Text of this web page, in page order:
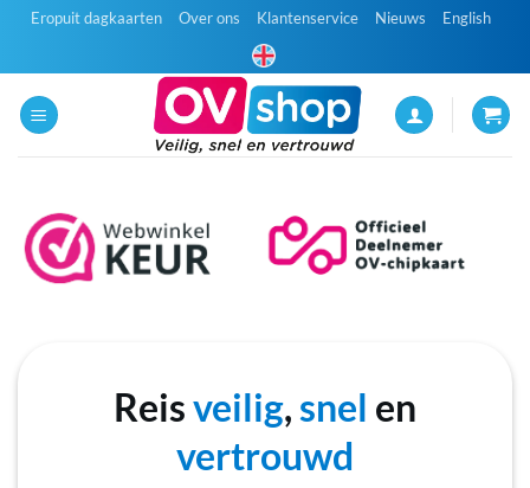
inhoud
Eropuit dagkaarten Over ons Klantenservice Nieuws English
Reisveilig,snel en
vertrouwd